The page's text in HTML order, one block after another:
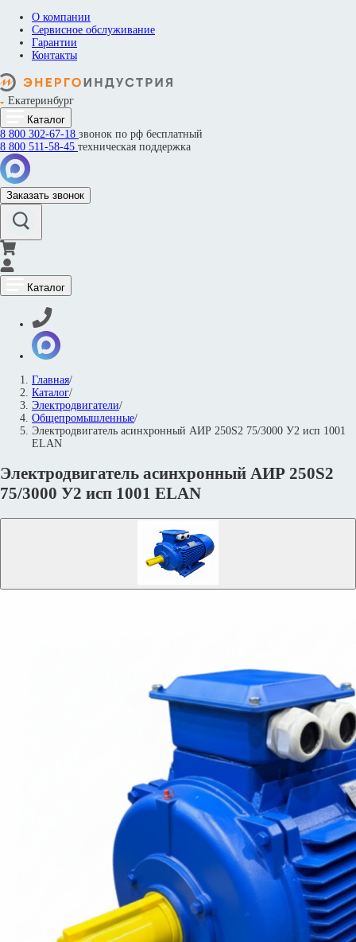
О компании
Сервисное обслуживание
Гарантии
Контакты
Екатеринбург
Каталог
8 800 302-67-18 звонок по рф бесплатный
8 800 511-58-45 техническая поддержка
Заказать звонок
Каталог
Главная/
Каталог/
Электродвигатели/
Общепромышленные/
Электродвигатель асинхронный АИР 250S2 75/3000 У2 исп 1001
ELAN
Электродвигатель асинхронный АИР 250S2
75/3000 У2 исп 1001 ELAN